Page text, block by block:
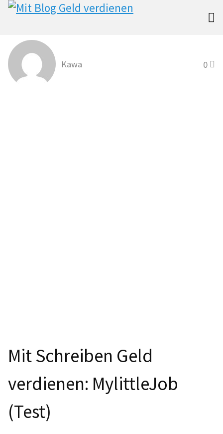

Kawa 0
Mit Schreiben Geld
verdienen: MylittleJob
(Test)